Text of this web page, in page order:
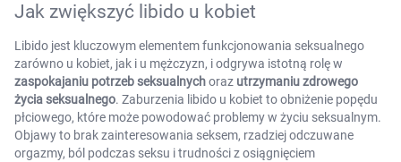
Dla zwierząt
Dom i ogród
Zdrowie
Kobieta w ciąży i mama
Jak zwiększyć libido u kobiet
Libido jest kluczowym elementem funkcjonowania seksualnego
zarówno u kobiet, jak i u mężczyzn, i odgrywa istotną rolę w
zaspokajaniu potrzeb seksualnychoraz utrzymaniu zdrowego
życia seksualnego. Zaburzenia libido u kobiet to obniżenie popędu
płciowego, które może powodować problemy w życiu seksualnym.
Objawy to brak zainteresowania seksem, rzadziej odczuwane
orgazmy, ból podczas seksu i trudności z osiągnięciem